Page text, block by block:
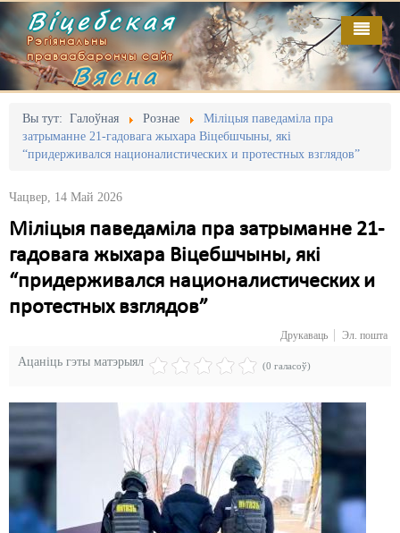
Віцебская
Рэгіянальны
праваабарончы сайт
Вясна
Вы тут: Галоўная Рознае
Міліцыя паведаміла пра
затрыманне 21-гадовага жыхара Віцебшчыны, які
“придерживался националистических и протестных взглядов”
Чацвер, 14 Май 2026
Міліцыя паведаміла пра затрыманне 21-
гадовага жыхара Віцебшчыны, які
“придерживался националистических и
протестных взглядов”
Друкаваць Эл. пошта
Ацаніць гэты матэрыял (0 галасоў)
Галоўная
Адміністрацыйны перасьлед
Акцыі
Выбары
Грамадзянскія ініцыятывы
Дзяржава
Затрыманьні
Карная псыхіятрыя
КПЧ ААН
Культурныя правы
ЛПП
Выданьні
Відэа
Пра нас
RSS